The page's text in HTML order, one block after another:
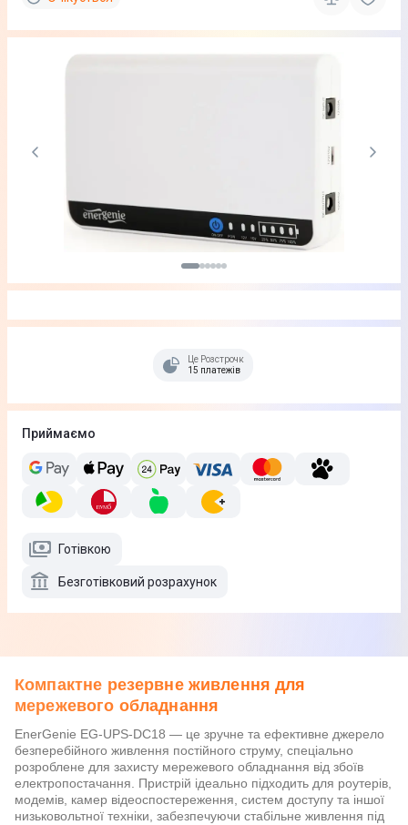
Це Розстрочка
15 платежів
Приймаємо
Готівкою
Безготівковий розрахунок
Компактне резервне живлення для
мережевого обладнання
EnerGenie EG-UPS-DC18 — це зручне та ефективне джерело
безперебійного живлення постійного струму, спеціально
розроблене для захисту мережевого обладнання від збоїв
електропостачання. Пристрій ідеально підходить для роутерів,
модемів, камер відеоспостереження, систем доступу та іншої
низьковольтної техніки, забезпечуючи стабільне живлення під